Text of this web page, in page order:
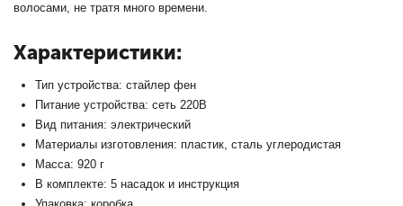
волосами, не тратя много времени.
Характеристики:
Тип устройства: стайлер фен
Питание устройства: сеть 220В
Вид питания: электрический
Материалы изготовления: пластик, сталь углеродистая
Масса: 920 г
В комплекте: 5 насадок и инструкция